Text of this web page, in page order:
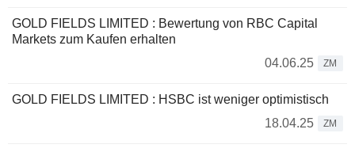
GOLD FIELDS LIMITED : Bewertung von RBC Capital
Markets zum Kaufen erhalten
04.06.25
ZM
GOLD FIELDS LIMITED : HSBC ist weniger optimistisch
18.04.25
ZM